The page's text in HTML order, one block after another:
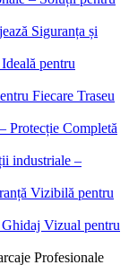
Siguranța și
pentru
Fiecare Traseu
Protecție Completă
industriale –
Vizibilă pentru
Vizual pentru